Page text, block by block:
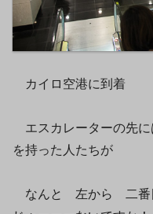
カイロ空港に到着
エスカレーターの先
を持った人たちが
なんと 左から 二番